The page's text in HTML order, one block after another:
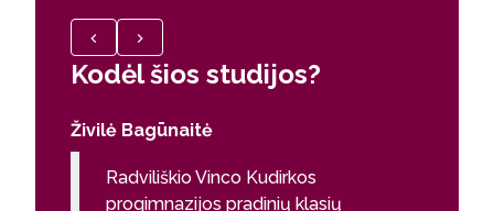
Kodėl šios studijos?
Živilė Bagūnaitė
Radviliškio Vinco Kudirkos
progimnazijos pradinių klasių